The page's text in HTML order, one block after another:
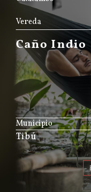
Vereda
Caño Indio
Municipio
Tibú